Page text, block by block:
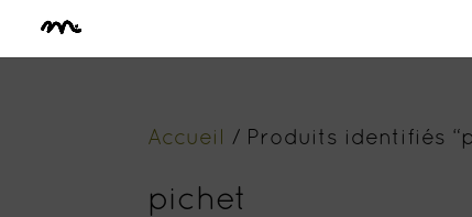
Accueil / Produits identifiés
pichet